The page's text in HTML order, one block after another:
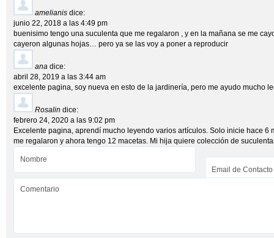
amelianis dice:
junio 22, 2018 a las 4:49 pm
buenisimo tengo una suculenta que me regalaron , y en la mañana se me
cayeron algunas hojas… pero ya se las voy a poner a reproducir
ana dice:
abril 28, 2019 a las 3:44 am
excelente pagina, soy nueva en esto de la jardinería, pero me ayudo mucho
Rosalin dice:
febrero 24, 2020 a las 9:02 pm
Excelente pagina, aprendí mucho leyendo varios artículos. Solo inicie hace 6
me regalaron y ahora tengo 12 macetas. Mi hija quiere colección de